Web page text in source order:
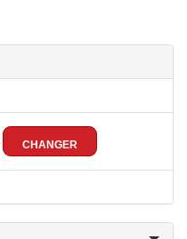
CHANGER